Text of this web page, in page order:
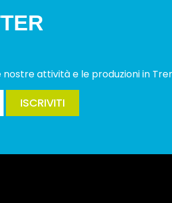
attività e le produzioni in
ISCRIVITI